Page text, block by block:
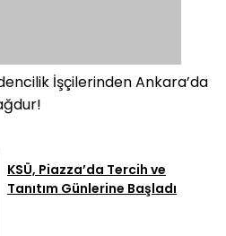
İşçilerinden Ankara’da
KSÜ, Piazza’da Tercih ve
Tanıtım Günlerine Başladı